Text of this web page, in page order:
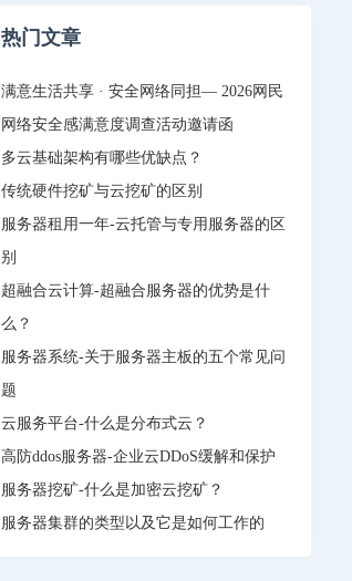
热门文章
满意生活共享 · 安全网络同担— 2026网民
网络安全感满意度调查活动邀请函
多云基础架构有哪些优缺点？
传统硬件挖矿与云挖矿的区别
服务器租用一年-云托管与专用服务器的区
别
超融合云计算-超融合服务器的优势是什
么？
服务器系统-关于服务器主板的五个常见问
题
云服务平台-什么是分布式云？
高防ddos服务器-企业云DDoS缓解和保护
服务器挖矿-什么是加密云挖矿？
服务器集群的类型以及它是如何工作的